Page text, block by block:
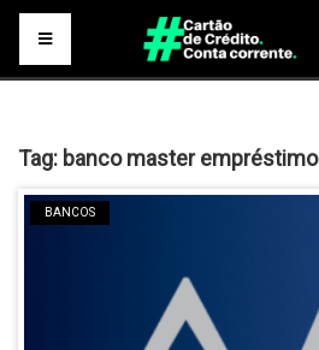
Tag: banco master empréstimo
BANCOS